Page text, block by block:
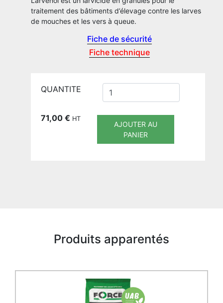
traitement des bâtiments d’élevage contre les larves
de mouches et les vers à queue.
Fiche de sécurité
Fiche technique
QUANTITE
71,00 € HT
AJOUTER AU
PANIER
Produits apparentés